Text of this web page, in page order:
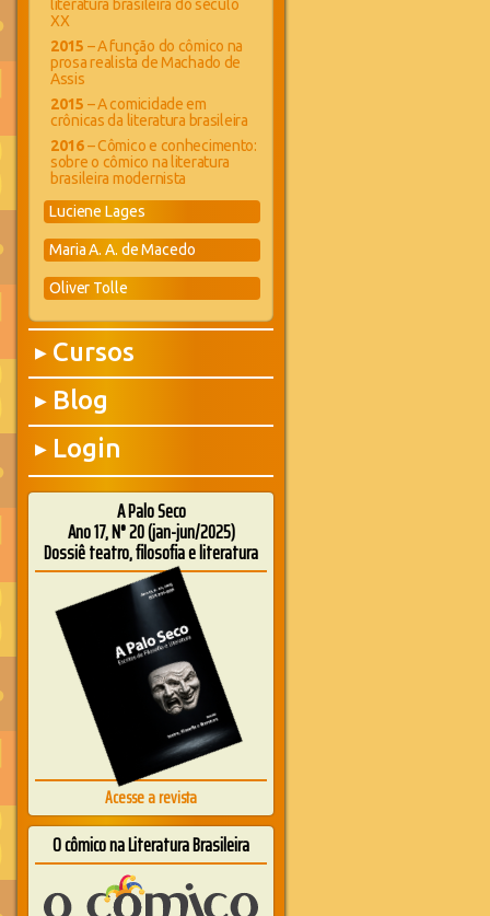
literatura brasileira do século
XX
2015 – A função do cômico na
prosa realista de Machado de
Assis
2015 – A comicidade em
crônicas da literatura brasileira
2016– Cômico e conhecimento:
sobre o cômico na literatura
brasileira modernista
Luciene Lages
Maria A. A. de Macedo
Oliver Tolle
▶ Cursos
▶ Blog
▶ Login
A Palo Seco
Ano 17, N° 20 (jan-jun/2025)
Dossiê teatro, filosofia e literatura
Acesse a revista
O cômico na Literatura Brasileira